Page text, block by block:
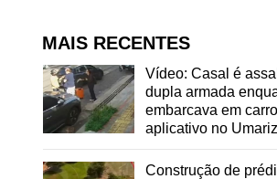
MAIS RECENTES
Vídeo: Casal é
dupla armada
embarcava em
aplicativo no
Construção de